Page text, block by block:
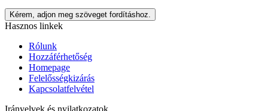
Kérem, adjon meg szöveget fordításhoz.
Hasznos linkek
Rólunk
Hozzáférhetőség
Homepage
Felelősségkizárás
Kapcsolatfelvétel
Irányelvek és nyilatkozatok